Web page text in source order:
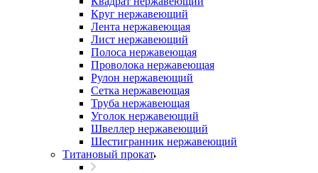
Круг нержавеющий
Лента нержавеющая
Лист нержавеющий
Полоса нержавеющая
Проволока нержавеющая
Рулон нержавеющий
Сетка нержавеющая
Труба нержавеющая
Уголок нержавеющий
Швеллер нержавеющий
Шестигранник нержавеющий
Титановый прокат